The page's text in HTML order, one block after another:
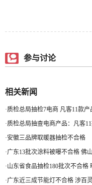
参与讨论
相关新闻
·质检总局抽检7电商 凡客11款产
·质检总局抽查电商产品：凡客
·安徽三品牌取暖器抽检不合格
·广东13批次涂料被曝不合格 佛
·山东省食品抽检180批次不合格
·广东近三成节能灯不合格 涉百